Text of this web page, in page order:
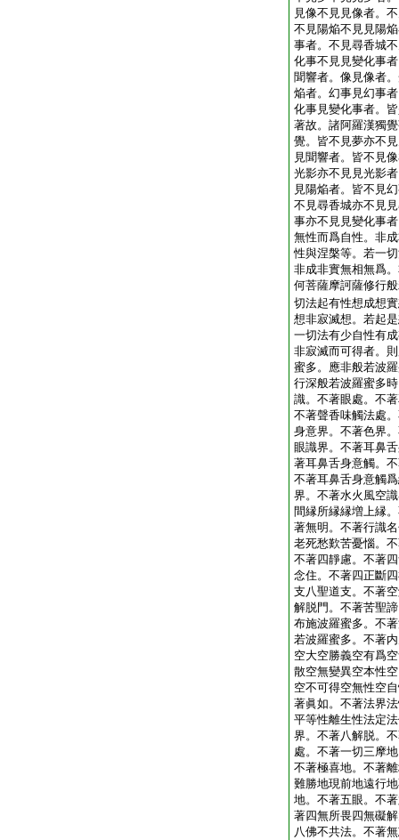
見像不見見像者。
不見陽焔不見見陽
事者。不見尋香城
化事不見見變化事
聞響者。像見像者
焔者。幻事見幻事
化事見變化事者。
著故。諸阿羅漢獨
覺。皆不見夢亦不
見聞響者。皆不見
光影亦不見見光影
見陽焔者。皆不見
不見尋香城亦不見
事亦不見見變化事
無性而爲自性。非
性與涅槃等。若一
非成非實無相無爲
何菩薩摩訶薩修行
切法起有性想成想
想非寂滅想。若起
一切法有少自性有
非寂滅而可得者。
蜜多。應非般若波
行深般若波羅蜜多
識。不著眼處。不
不著聲香味觸法處
身意界。不著色界
眼識界。不著耳鼻
著耳鼻舌身意觸。
不著耳鼻舌身意觸
界。不著水火風空
間縁所縁縁増上縁
著無明。不著行識
老死愁歎苦憂惱。
不著四靜慮。不著
念住。不著四正斷
支八聖道支。不著
解脱門。不著苦聖
布施波羅蜜多。不
若波羅蜜多。不著
空大空勝義空有爲
散空無變異空本性
空不可得空無性空
著眞如。不著法界
平等性離生性法定
界。不著八解脱。
處。不著一切三摩
不著極喜地。不著
難勝地現前地遠行
地。不著五眼。不
著四無所畏四無礙
八佛不共法。不著